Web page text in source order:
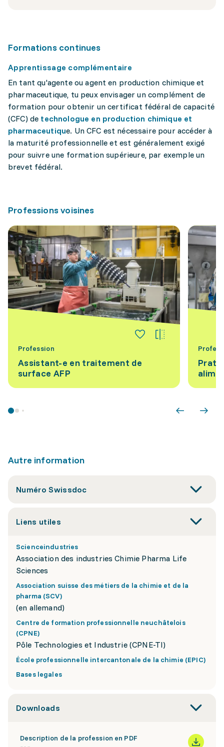
Formations continues
Apprentissage complémentaire
En tant qu'agente ou agent en production chimique et
pharmaceutique, tu peux envisager un complément de
formation pour obtenir un certificat fédéral de capacité
(CFC) de technologue en production chimique et
pharmaceutique. Un CFC est nécessaire pour accéder à
la maturité professionnelle et est généralement exigé
pour suivre une formation supérieure, par exemple un
brevet fédéral.
Professions voisines
Profession
Assistant-e en traitement de
surface AFP
Autre information
Numéro Swissdoc
Liens utiles
Scienceindustries
Association des industries Chimie Pharma Life
Sciences
Association suisse des métiers de la chimie et de la
pharma (SCV)
(en allemand)
Centre de formation professionnelle neuchâtelois
(CPNE)
Pôle Technologies et Industrie (CPNE-TI)
École professionnelle intercantonale de la chimie (EPIC)
Bases legales
Downloads
Description de la profession en PDF